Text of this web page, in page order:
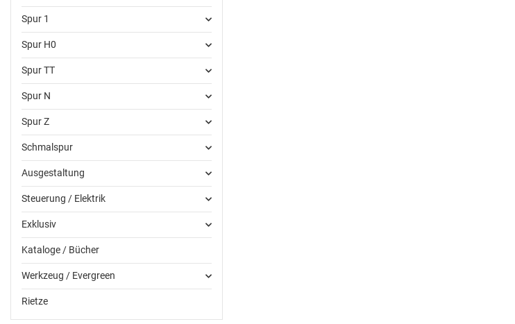
Spur 1
Spur H0
Spur TT
Spur N
Spur Z
Schmalspur
Ausgestaltung
Steuerung / Elektrik
Exklusiv
Kataloge / Bücher
Werkzeug / Evergreen
Rietze